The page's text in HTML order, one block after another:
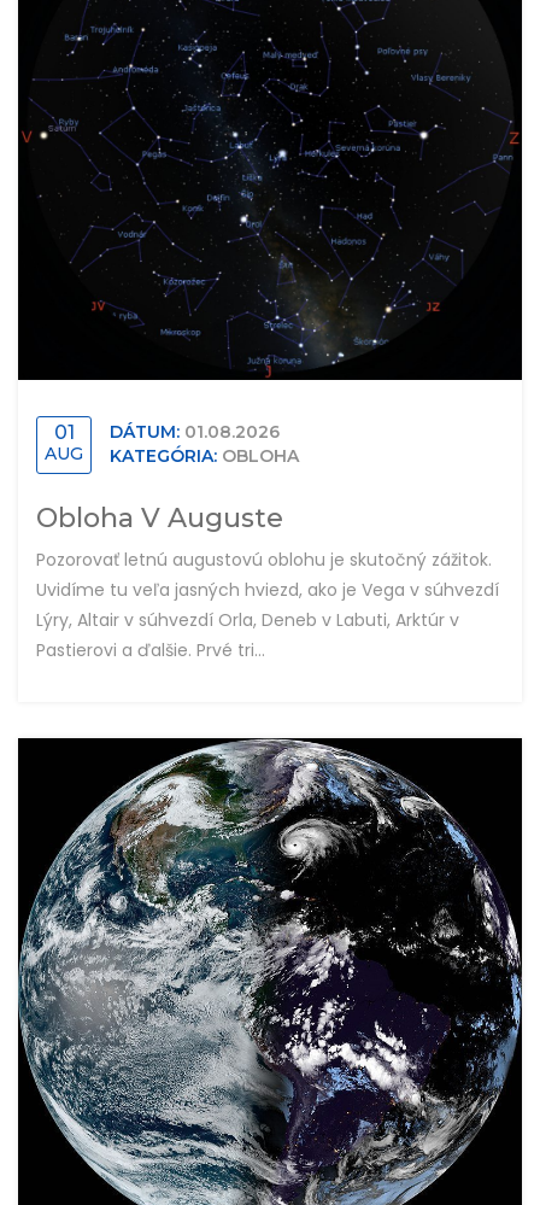
01
AUG
DÁTUM: 01.08.2026
KATEGÓRIA: OBLOHA
Obloha V Auguste
Pozorovať letnú augustovú oblohu je skutočný zážitok.
Uvidíme tu veľa jasných hviezd, ako je Vega v súhvezdí
Lýry, Altair v súhvezdí Orla, Deneb v Labuti, Arktúr v
Pastierovi a ďalšie. Prvé tri...